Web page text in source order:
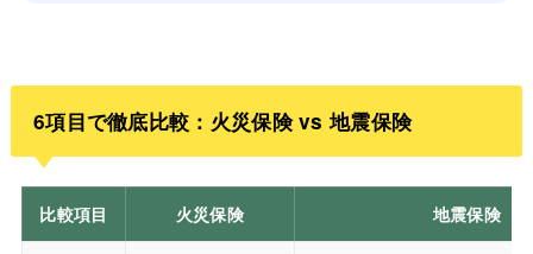
6項目で徹底比較：火災保険 vs 地震保険
比較項目 火災保険 地震保険